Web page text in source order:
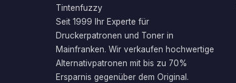
Tintenfuzzy
Seit 1999 Ihr Experte für
Druckerpatronen und Toner in
Mainfranken. Wir verkaufen hochwertige
Alternativpatronen mit bis zu 70%
Ersparnis gegenüber dem Original.